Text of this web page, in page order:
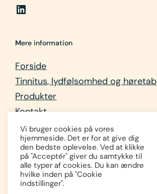
LinkedIn link
Mere information
Forside
Tinnitus, lydfølsomhed og høretab
Produkter
Kontakt
Lidt om mig
SØG
S
ø
Vi bruger cookies på vores
hjemmeside. Det er for at give dig
den bedste oplevelse. Ved at klikke
på "Acceptér" giver du samtykke til
alle typer af cookies. Du kan ændre
hvilke inden på "Cookie
indstillinger".